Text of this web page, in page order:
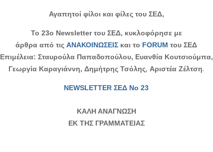
Αγαπητοί φίλοι και φίλες του ΣΕΔ,
Το 23ο Newsletter του ΣΕΔ, κυκλοφόρησε με
άρθρα από τιςΑΝΑΚΟΙΝΩΣΕΙΣ και το FORUM του ΣΕΔ
Επιμέλεια: Σταυρούλα Παπαδοπούλου, Ευανθία Κουτσιούμπα,
Γεωργία Καραγιάννη, Δημήτρης Τσόλης,Αριστέα Ζέλτση.
NEWSLETTER ΣΕΔ Νο 23
ΚΑΛΗ ΑΝΑΓΝΩΣΗ
ΕΚ ΤΗΣ ΓΡΑΜΜΑΤΕΙΑΣ